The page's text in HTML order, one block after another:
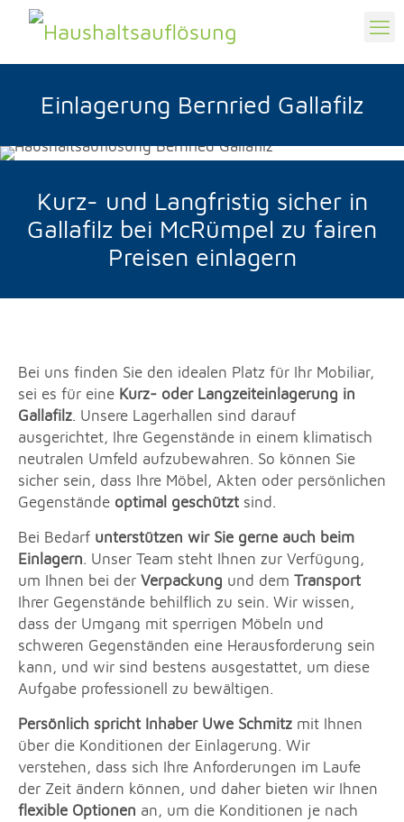
Einlagerung Bernried Gallafilz
Kurz- und Langfristig sicher in
Gallafilz bei McRümpel zu fairen
Preisen einlagern
Bei uns finden Sie den idealen Platz für Ihr Mobiliar,
sei es für eine Kurz- oder Langzeiteinlagerung in
Gallafilz. Unsere Lagerhallen sind darauf
ausgerichtet, Ihre Gegenstände in einem klimatisch
neutralen Umfeld aufzubewahren. So können Sie
sicher sein, dass Ihre Möbel, Akten oder persönlichen
Gegenstände optimal geschützt sind.
Bei Bedarf unterstützen wir Sie gerne auch beim
Einlagern. Unser Team steht Ihnen zur Verfügung,
um Ihnen bei der Verpackung und dem Transport
Ihrer Gegenstände behilflich zu sein. Wir wissen,
dass der Umgang mit sperrigen Möbeln und
schweren Gegenständen eine Herausforderung sein
kann, und wir sind bestens ausgestattet, um diese
Aufgabe professionell zu bewältigen.
Persönlich spricht Inhaber Uwe Schmitz mit Ihnen
über die Konditionen der Einlagerung. Wir
verstehen, dass sich Ihre Anforderungen im Laufe
der Zeit ändern können, und daher bieten wir Ihnen
flexible Optionen an, um die Konditionen je nach